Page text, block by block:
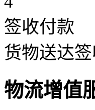
签收付款
货物送达
物流增值